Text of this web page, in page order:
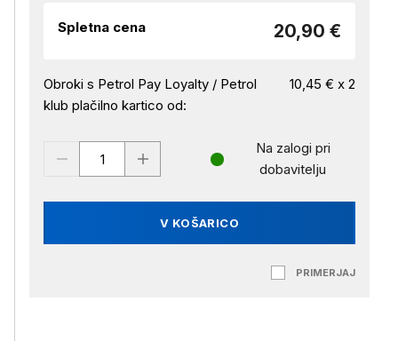
Spletna cena 20,90 €
Obroki s Petrol Pay Loyalty / Petrol
klub plačilno kartico od:
10,45 € x 2
V KOŠARICO
Na zalogi pri
dobavitelju
PRIMERJAJ